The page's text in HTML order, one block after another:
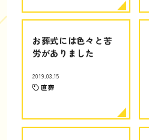
お葬式には色々と苦
労がありました
2019.03.15
直葬